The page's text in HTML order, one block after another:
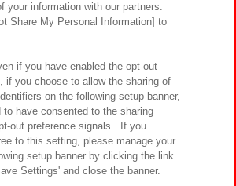
ー ウェブアクセシビリティ方針と検証結果
とともに
ト対応方針 よくあるご質問・お問い合わせ
©Bandai Namco Amusement Inc.
your information with our partners.
Share My Personal Information] to
if you have enabled the opt-out
if you choose to allow the sharing of
on the following setup banner,
to have consented to the sharing
out preference signals . If you
to this setting, please manage your
setup banner by clicking the link
Settings' and close the banner.